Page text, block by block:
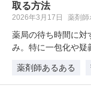
取る方法
2026年3月17日 薬剤師
薬局の待ち時間に対
み。特に一包化や疑
薬剤師あるある